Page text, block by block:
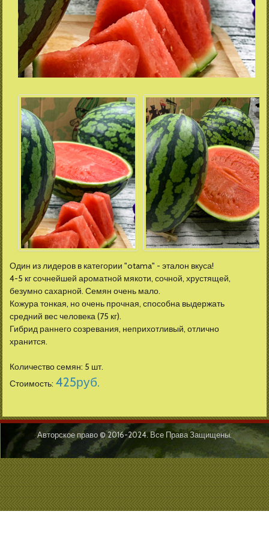
Один из лидеров в категории "otama" - эталон вкуса!
4-5 кг сочнейшей ароматной мякоти, сочной, хрустящей,
безумно сахарной. Семян очень мало.
Кожура тонкая, но очень прочная, способна выдержать
средний вес человека (75 кг).
Гибрид раннего созревания, неприхотливый, отлично
хранится.
Количество семян: 5 шт.
Стоимость: 425руб.
Авторское право © 2016-2024. Все Права Защищены.